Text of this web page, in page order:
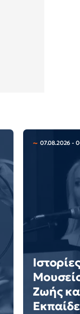
07.08.2026 -
Ζωής